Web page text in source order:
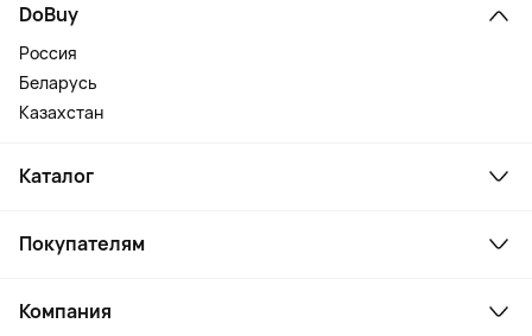
DoBuy
Россия
Беларусь
Казахстан
Каталог
Ноутбуки, мониторы, VR
Косметика и уход
Покупателям
Как заказать
Компания